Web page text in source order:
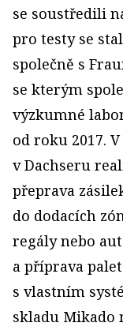
se soustředili
pro testy se
společně s
se kterým
výzkumné
od roku 2017.
v Dachseru
přeprava
do dodacích
regály nebo
a příprava
s vlastním
skladu Mikado